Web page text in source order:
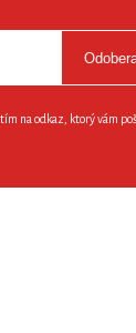
na odkaz, ktorý vám